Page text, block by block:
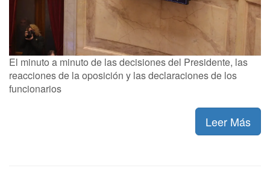
El minuto a minuto de las decisiones del Presidente, las
reacciones de la oposición y las declaraciones de los
funcionarios
Leer Más